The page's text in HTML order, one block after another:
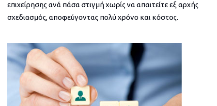
επιχείρησης ανά πάσα στιγμή χωρίς να απαιτείτε εξ αρχής
σχεδιασμός, αποφεύγοντας πολύ χρόνο και κόστος.